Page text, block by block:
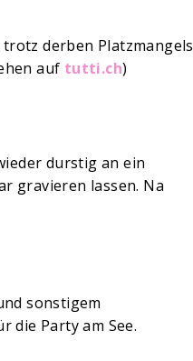
derben Platzmangels
auf tutti.ch)
durstig an ein
gravieren lassen. Na
sonstigem
die Party am See.